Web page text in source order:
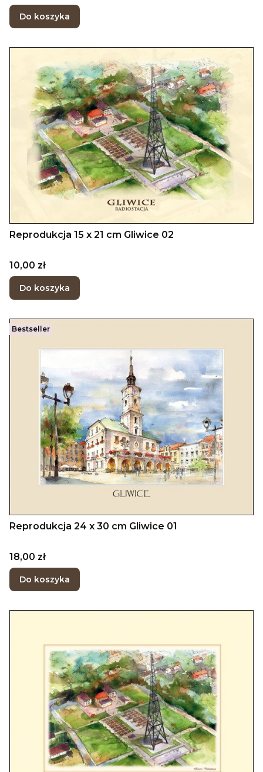
Do koszyka
Reprodukcja 15 x 21 cm Gliwice 02
Cena
10,00 zł
Do koszyka
Bestseller
Reprodukcja 24 x 30 cm Gliwice 01
Cena
18,00 zł
Do koszyka